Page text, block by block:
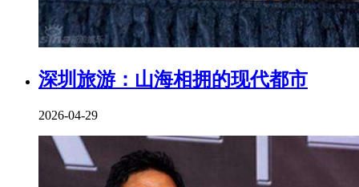
深圳旅游：山海相拥的现代都市
2026-04-29